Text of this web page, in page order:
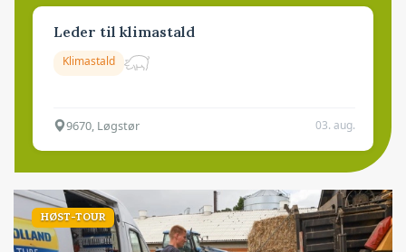
Leder til klimastald
Klimastald
9670, Løgstør 03. aug.
HØST-TOUR